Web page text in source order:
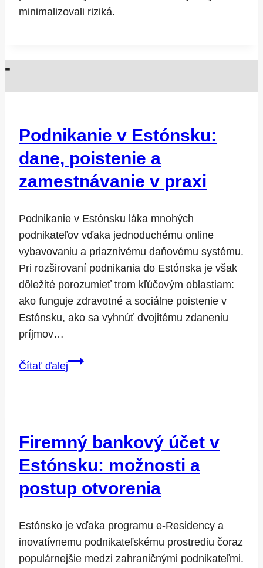
minimalizovali riziká.
-
Podnikanie v Estónsku:
dane, poistenie a
zamestnávanie v praxi
Podnikanie v Estónsku láka mnohých
podnikateľov vďaka jednoduchému online
vybavovaniu a priaznivému daňovému systému.
Pri rozširovaní podnikania do Estónska je však
dôležité porozumieť trom kľúčovým oblastiam:
ako funguje zdravotné a sociálne poistenie v
Estónsku, ako sa vyhnúť dvojitému zdaneniu
príjmov…
Čítať ďalejPodnikanie
a
zamestnávanie
v
praxi
Firemný bankový účet v
Estónsku: možnosti a
postup otvorenia
Estónsko je vďaka programu e-Residency a
inovatívnemu podnikateľskému prostrediu čoraz
populárnejšie medzi zahraničnými podnikateľmi.